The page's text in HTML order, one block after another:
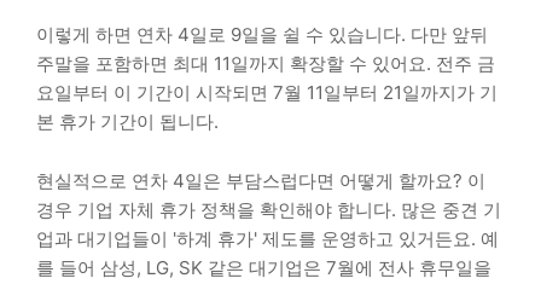
이렇게 하면 연차 4일로 9일을 쉴 수 있습니다. 다만 앞뒤
주말을 포함하면 최대 11일까지 확장할 수 있어요. 전주 금
요일부터 이 기간이 시작되면 7월 11일부터 21일까지가 기
본 휴가 기간이 됩니다.
현실적으로 연차 4일은 부담스럽다면 어떻게 할까요? 이
경우 기업 자체 휴가 정책을 확인해야 합니다. 많은 중견 기
업과 대기업들이 '하계 휴가' 제도를 운영하고 있거든요. 예
를 들어 삼성, LG, SK 같은 대기업은 7월에 전사 휴무일을